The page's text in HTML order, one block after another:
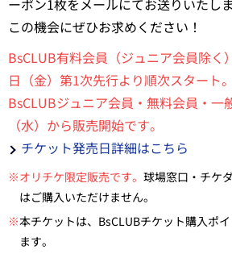
ーポン1枚をメールにてお送りいたし
この機会にぜひお求めください！
BsCLUB有料会員（ジュニア会員除く
日（金）第1次先行より順次スタート。
BsCLUBジュニア会員・無料会員・一
（水）から販売開始です。
チケット発売日詳細はこちら
※オリチケ限定販売です。 球場窓口・チケ
はご購入いただけません。
※本チケットは、BsCLUBチケット購入ポ
ます。